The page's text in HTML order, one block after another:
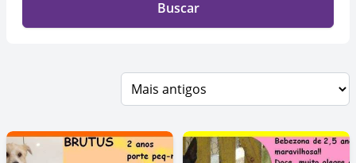
Buscar